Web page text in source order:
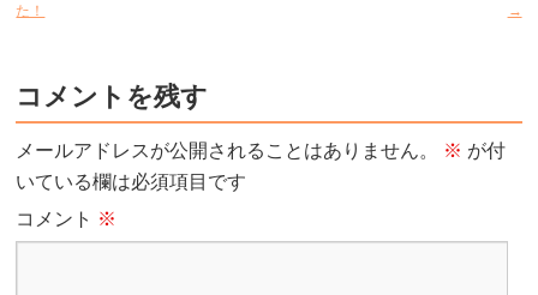
た！
→
コメントを残す
メールアドレスが公開されることはありません。 ※ が付
いている欄は必須項目です
コメント ※